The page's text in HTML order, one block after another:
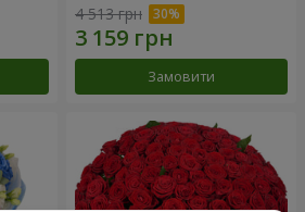
4 513 грн
Замовити